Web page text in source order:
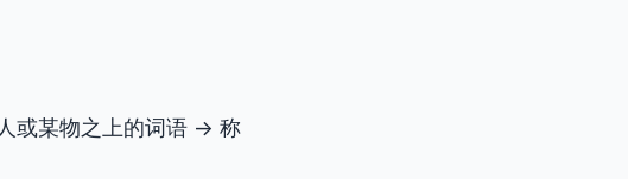
或某物之上的词语 -> 称